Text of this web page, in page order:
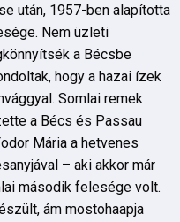
után, 1957-ben alapította
Nem üzleti
a Bécsbe
hogy a hazai ízek
Somlai remek
a Bécs és Passau
Mária a hetvenes
– aki akkor már
második felesége volt.
ám mostohaapja